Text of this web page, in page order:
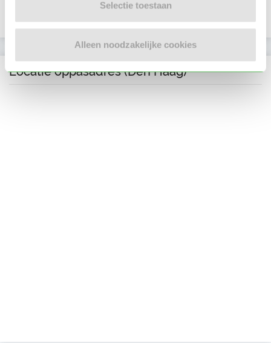
Selectie toestaan
Alleen noodzakelijke cookies
Locatie oppasadres (Den Haag)